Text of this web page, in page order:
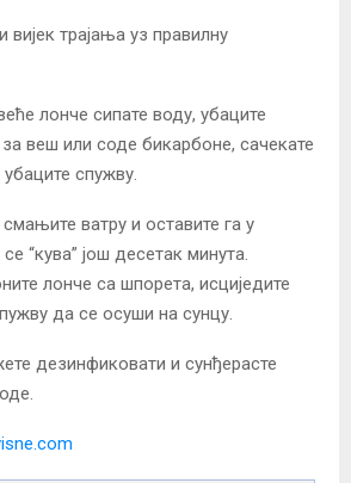
трајања уз правилну
лонче сипате воду, убаците
веш или соде бикарбоне, сачекате
спужву.
ватру и оставите га у
“кува” још десетак минута.
лонче са шпорета, исциједите
да се осуши на сунцу.
дезинфиковати и сунђерасте